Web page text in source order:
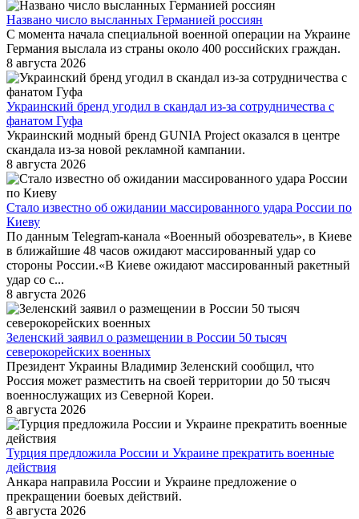
Названо число высланных Германией россиян
С момента начала специальной военной операции на Украине
Германия выслала из страны около 400 российских граждан.
8 августа 2026
Украинский бренд угодил в скандал из-за сотрудничества с
фанатом Гуфа
Украинский модный бренд GUNIA Project оказался в центре
скандала из-за новой рекламной кампании.
8 августа 2026
Стало известно об ожидании массированного удара России по
Киеву
По данным Telegram-канала «Военный обозреватель», в Киеве
в ближайшие 48 часов ожидают массированный удар со
стороны России.«В Киеве ожидают массированный ракетный
удар со с...
8 августа 2026
Зеленский заявил о размещении в России 50 тысяч
северокорейских военных
Президент Украины Владимир Зеленский сообщил, что
Россия может разместить на своей территории до 50 тысяч
военнослужащих из Северной Кореи.
8 августа 2026
Турция предложила России и Украине прекратить военные
действия
Анкара направила России и Украине предложение о
прекращении боевых действий.
8 августа 2026